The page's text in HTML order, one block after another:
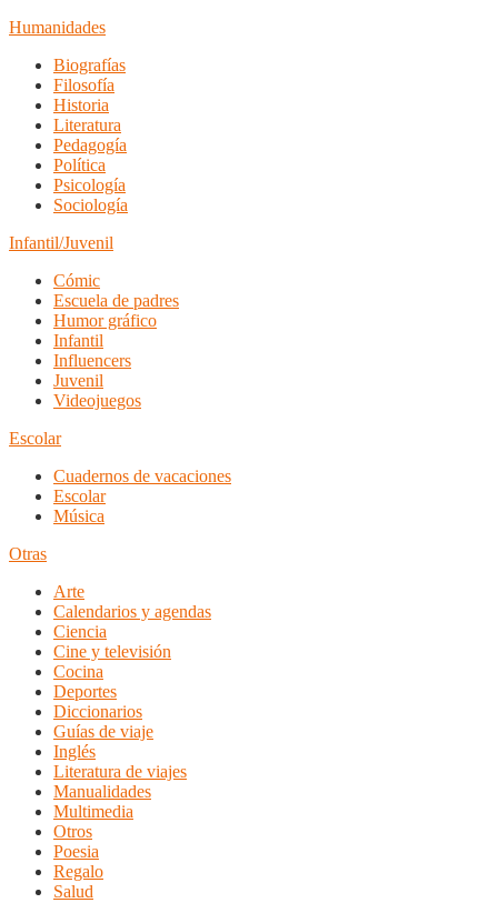
Humanidades
Biografías
Filosofía
Historia
Literatura
Pedagogía
Política
Psicología
Sociología
Infantil/Juvenil
Cómic
Escuela de padres
Humor gráfico
Infantil
Influencers
Juvenil
Videojuegos
Escolar
Cuadernos de vacaciones
Escolar
Música
Otras
Arte
Calendarios y agendas
Ciencia
Cine y televisión
Cocina
Deportes
Diccionarios
Guías de viaje
Inglés
Literatura de viajes
Manualidades
Multimedia
Otros
Poesia
Regalo
Salud